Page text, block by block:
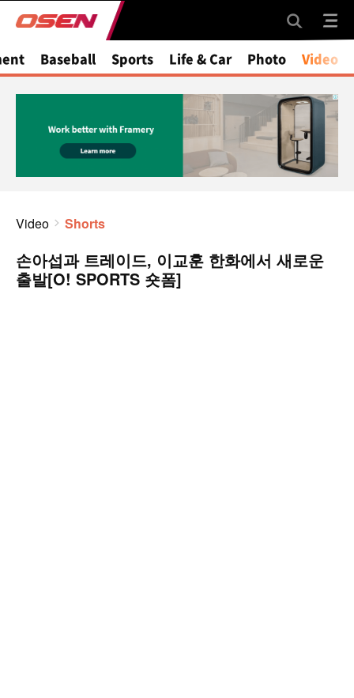
Baseball Sports Life & Car Photo Video
Video Shorts
손아섭과 트레이드, 이교훈 한화에서 새로운
출발[O! SPORTS 숏폼]